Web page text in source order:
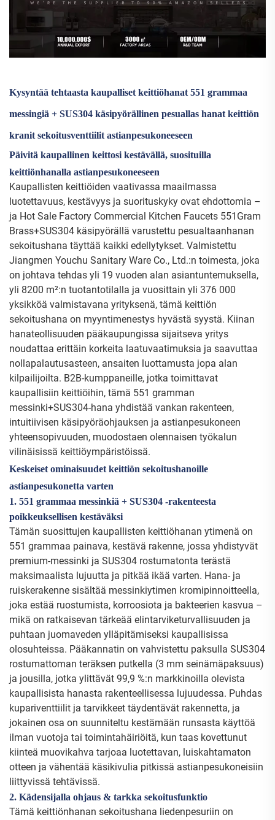
Kysyntää tehtaasta kaupalliset keittiöhanat 551 grammaa
messingiä + SUS304 käsipyörällinen pesuallas hanat keittiön
kranit sekoitusventtiilit astianpesukoneeseen
Päivitä kaupallinen keittosi kestävällä, suosituilla
keittiönhanalla astianpesukoneeseen
Kaupallisten keittiöiden vaativassa maailmassa
luotettavuus, kestävyys ja suorituskyky ovat ehdottomia –
ja Hot Sale Factory Commercial Kitchen Faucets 551Gram
Brass+SUS304 käsipyörällä varustettu pesualtaanhanan
sekoitushana täyttää kaikki edellytykset. Valmistettu
Jiangmen Youchu Sanitary Ware Co., Ltd.:n toimesta, joka
on johtava tehdas yli 19 vuoden alan asiantuntemuksella,
yli 8200 m²:n tuotantotilalla ja vuosittain yli 376 000
yksikköä valmistavana yrityksenä, tämä keittiön
sekoitushana on myyntimenestys hyvästä syystä. Kiinan
hanateollisuuden pääkaupungissa sijaitseva yritys
noudattaa erittäin korkeita laatuvaatimuksia ja saavuttaa
nollapalautusasteen, ansaiten luottamusta jopa alan
kilpailijoilta. B2B-kumppaneille, jotka toimittavat
kaupallisiin keittiöihin, tämä 551 gramman
messinki+SUS304-hana yhdistää vankan rakenteen,
intuitiivisen käsipyöräohjauksen ja astianpesukoneen
yhteensopivuuden, muodostaen olennaisen työkalun
vilinäisissä keittiöympäristöissä.
Keskeiset ominaisuudet keittiön sekoitushanoille
astianpesukonetta varten
1. 551 grammaa messinkiä + SUS304 -rakenteesta
poikkeuksellisen kestäväksi
Tämän suosittujen kaupallisten keittiöhanan ytimenä on
551 grammaa painava, kestävä rakenne, jossa yhdistyvät
premium-messinki ja SUS304 rostumatonta terästä
maksimaalista lujuutta ja pitkää ikää varten. Hana- ja
ruiskerakenne sisältää messinkiytimen kromipinnoitteella,
joka estää ruostumista, korroosiota ja bakteerien kasvua –
mikä on ratkaisevan tärkeää elintarviketurvallisuuden ja
puhtaan juomaveden ylläpitämiseksi kaupallisissa
olosuhteissa. Pääkannatin on vahvistettu paksulla SUS304
rostumattoman teräksen putkella (3 mm seinämäpaksuus)
ja jousilla, jotka ylittävät 99,9 %:n markkinoilla olevista
kaupallisista hanasta rakenteellisessa lujuudessa. Puhdas
kupariventtiilit ja tarvikkeet täydentävät rakennetta, ja
jokainen osa on suunniteltu kestämään runsasta käyttöä
ilman vuotoja tai toimintahäiriöitä, kun taas kovettunut
kiinteä muovikahva tarjoaa luotettavan, luiskahtamaton
otteen ja vähentää käsikivulia pitkissä astianpesukoneisiin
liittyvissä tehtävissä.
2. Kädensijalla ohjaus & tarkka sekoitusfunktio
Tämä keittiönhanan sekoitushana liedenpesuriin on